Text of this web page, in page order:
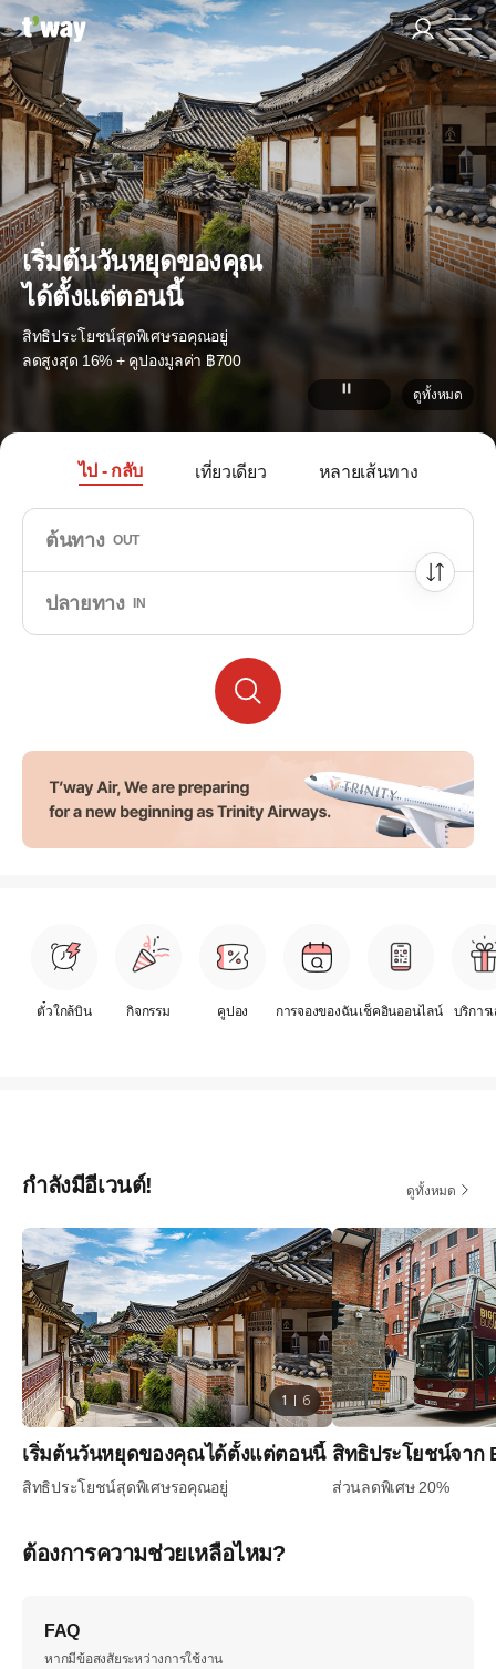
เริ่มต้นวันหยุดของคุณ
ได้ตั้งแต่ตอนนี้
สิทธิประโยชน์สุดพิเศษรอคุณอยู่
ลดสูงสุด 16% + คูปองมูลค่า ฿700
ดูทั้งหมด
ไป - กลับ เที่ยวเดียว หลายเส้นทาง
ต้นทาง OUT
ปลายทาง IN
ตั๋วใกล้บิน กิจกรรม คูปอง การจองของฉันเช็คอินออนไลน์ บริการ
กำลังมีอีเวนต์!
เริ่มต้นวันหยุดของคุณได้ตั้งแต่ตอนนี้
สิทธิประโยชน์สุดพิเศษรอคุณอยู่
1 6
สิทธิประโยชน์จาก
ส่วนลดพิเศษ 20%
ดูทั้งหมด
ต้องการความช่วยเหลือไหม?
FAQ
หากมีข้อสงสัยระหว่างการใช้งาน